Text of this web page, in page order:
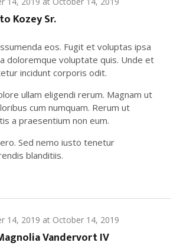
Kozey Sr.
eos. Fugit et voluptas ipsa
doloremque voluptate quis. Unde et
incidunt corporis odit.
ullam eligendi rerum. Magnam ut
cum numquam. Rerum ut
a praesentium non eum.
Sed nemo iusto tenetur
blanditiis.
14, 2019 at October 14, 2019
Vandervort IV